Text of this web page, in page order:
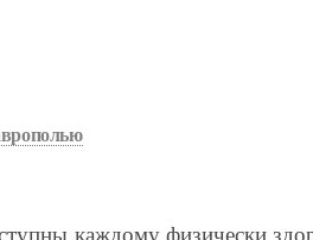
каждому физически